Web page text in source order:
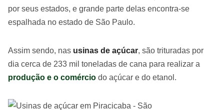
por seus estados, e grande parte delas encontra-se
espalhada no estado de São Paulo.
Assim sendo, nas usinas de açúcar, são trituradas por
dia cerca de 233 mil toneladas de cana para realizar a
produção e o comércio do açúcar e do etanol.